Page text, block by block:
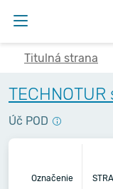
Titulná strana
TECHNOTUR
Úč POD
Označenie